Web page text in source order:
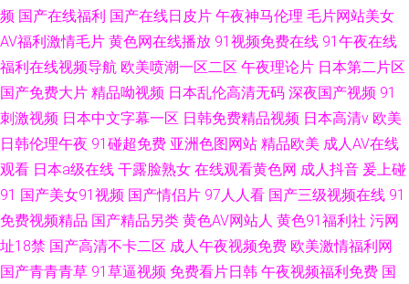
频 国产在线福利 国产在线日皮片 午夜神马伦理 毛片网站美女
AV福利激情毛片 黄色网在线播放 91视频免费在线 91午夜在线
福利在线视频导航 欧美喷潮一区二区 午夜理论片 日本第二片区
国产免费大片 精品呦视频 日本乱伦高清无码 深夜国产视频 91
刺激视频 日本中文字幕一区 日韩免费精品视频 日本高清v 欧美
日韩伦理午夜 91碰超免费 亚洲色图网站 精品欧美 成人AV在线
观看 日本a级在线 干露脸熟女 在线观看黄色网 成人抖音 爰上碰
91 国产美女91视频 国产情侣片 97人人看 国产三级视频在线 91
免费视频精品 国产精品另类 黄色AV网站人 黄色91福利社 污网
址18禁 国产高清不卡二区 成人午夜视频免费 欧美激情福利网
国产青青青草 91草逼视频 免费看片日韩 午夜视频福利免费 国